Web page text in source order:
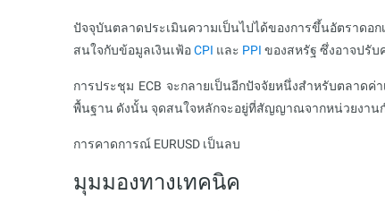
ปัจจุบันตลาดประเมินความเป็นไปได้ของการขึ้นอัตราดอ
สนใจกับข้อมูลเงินเฟ้อCPI และ PPI ของสหรัฐ ซึ่งอาจปรับ
การประชุม ECB จะกลายเป็นอีกปัจจัยหนึ่งสำหรับตลาด
พื้นฐาน ดังนั้น จุดสนใจหลักจะอยู่ที่สัญญาณจากหน่วยงานก
การคาดการณ์ EURUSD เป็นลบ
มุมมองทางเทคนิค